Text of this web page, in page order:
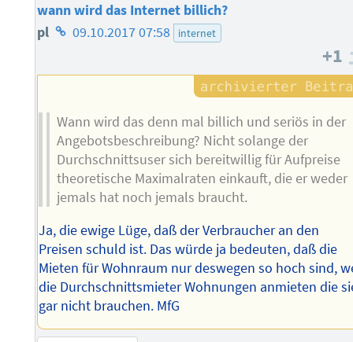
wann wird das Internet billich?
pl Homepage
Autors
09.10.2017 07:58 internet
+1
Wann wird das denn mal billich und seriös in der
Angebotsbeschreibung? Nicht solange der
Durchschnittsuser sich bereitwillig für Aufpreise
theoretische Maximalraten einkauft, die er weder
jemals hat noch jemals braucht.
Ja, die ewige Lüge, daß der Verbraucher an den
Preisen schuld ist. Das würde ja bedeuten, daß die
Mieten für Wohnraum nur deswegen so hoch sind,
die Durchschnittsmieter Wohnungen anmieten die
gar nicht brauchen. MfG